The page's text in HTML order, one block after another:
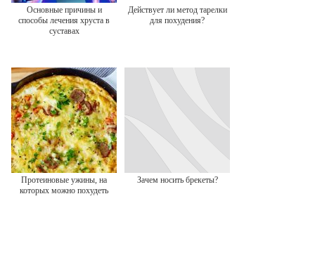
Основные причины и
способы лечения хруста в
суставах
Действует ли метод тарелки
для похудения?
Протеиновые ужины, на
которых можно похудеть
Зачем носить брекеты?